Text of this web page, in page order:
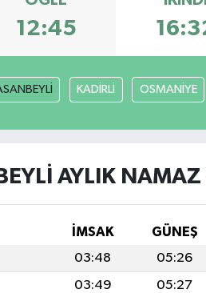
12:45
KADİRLİ OSMANİYE
AYLIK NAMAZ
İMSAK GÜNEŞ
03:48 05:26
03:49 05:27